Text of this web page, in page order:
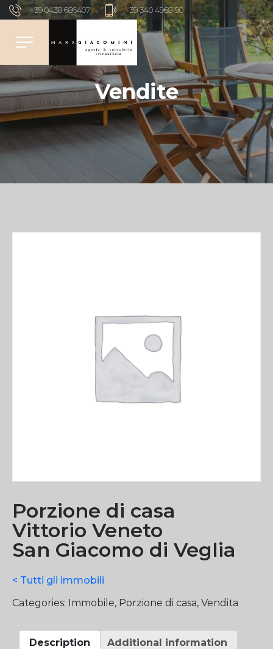
Vendite
+39 0438 686407 +39 340 4968190
Porzione di casa
Vittorio Veneto
San Giacomo di Veglia
< Tutti gli immobili
Categories: Immobile, Porzione di casa, Vendita
Description Additional information